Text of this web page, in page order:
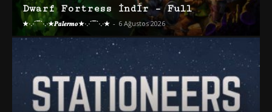
Dwarf Fortress İndir – Full
★·.·´¯`·.·★𝑷𝒂𝒍𝒆𝒓𝒎𝒐★·.·´¯`·.·★ - 6 Ağustos 2026